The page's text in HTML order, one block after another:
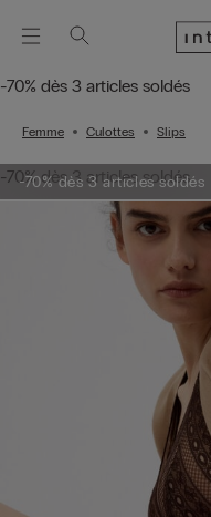
-70% dès 3 articles soldés
Femme Culottes Slips
-70% dès 3 articles soldés
-70% dès 3 articles soldés